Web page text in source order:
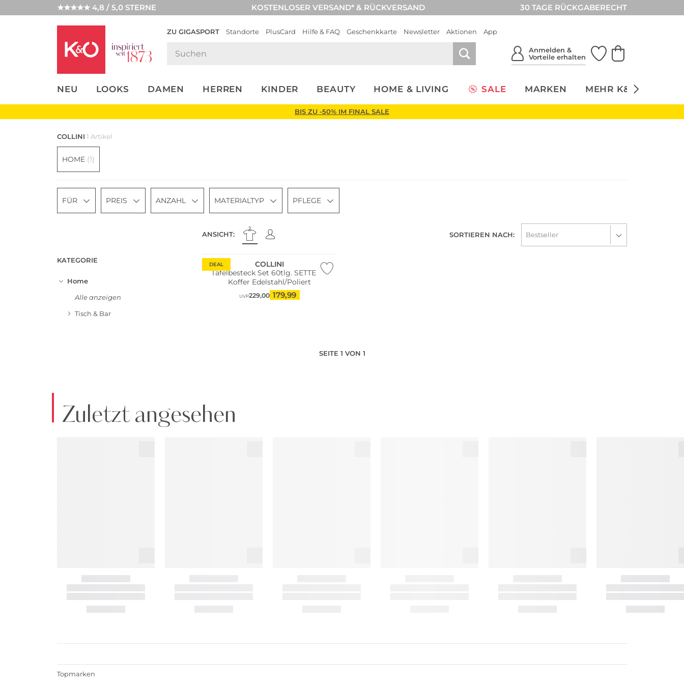
★★★★★ 4,8 / 5,0 STERNE KOSTENLOSER VERSAND* & RÜCKVERSAND 30 TAGE RÜCKGABERECHT
ZU GIGASPORT Standorte PlusCard Hilfe & FAQ Geschenkkarte Newsletter Aktionen App
Anmelden &
Vorteile erhalten
NEU LOOKS DAMEN HERREN KINDER BEAUTY HOME & LIVING SALE MARKEN MEHR K&Ö
UNSERE APP
CLICK &
BIS ZU -50% IM FINAL SALE
COLLINI 1 Artikel
HOME (1)
FÜR PREIS ANZAHL MATERIALTYP PFLEGE
ANSICHT: SORTIEREN NACH:
KATEGORIE
Home
Alle anzeigen
Tisch & Bar
DEAL
COLLINI
Tafelbesteck Set 60tlg. SETTE im
Koffer Edelstahl/Poliert
UVP229,00 179,99
SEITE 1 VON 1
Zuletzt angesehen
Topmarken